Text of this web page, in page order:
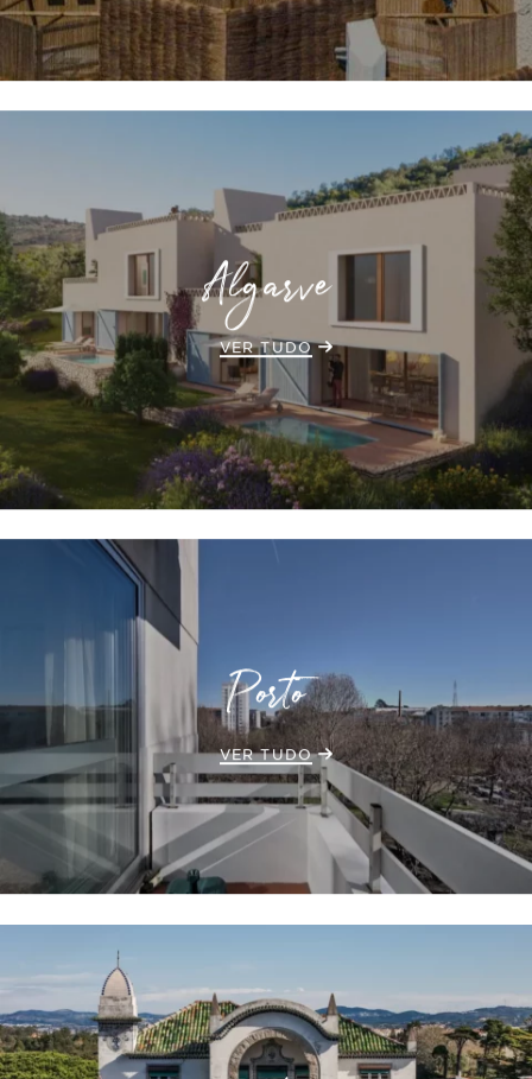
Algarve
VER TUDO
Porto
VER TUDO